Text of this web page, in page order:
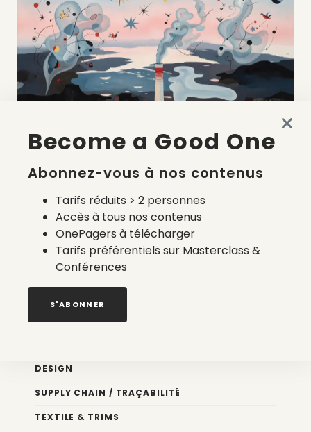
La liste des prestataires du bilan carbone d’une marque
2 août 2026
Nos newsletters
DESIGN
SUPPLY CHAIN / TRAÇABILITÉ
TEXTILE & TRIMS
Become a Good One
Abonnez-vous à nos contenus
Tarifs réduits > 2 personnes
Accès à tous nos contenus
OnePagers à télécharger
Tarifs préférentiels sur Masterclass &
Conférences
S'ABONNER